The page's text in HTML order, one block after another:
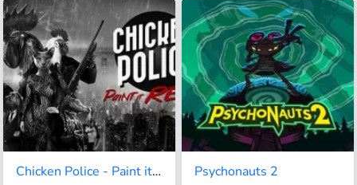
Chicken Police - Paint it RED! Psychonauts 2